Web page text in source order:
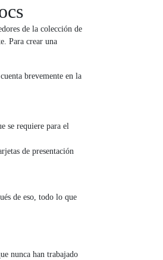
de la colección de
Para crear una
brevemente en la
se requiere para el
de presentación
de eso, todo lo que
nunca han trabajado